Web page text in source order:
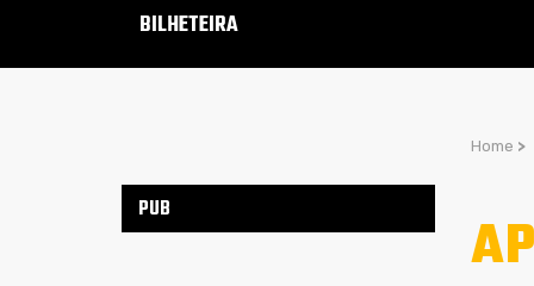
BILHETEIRA
Home >
PUB